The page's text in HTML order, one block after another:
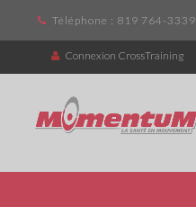
Téléphone : 819 764-3339
Connexion CrossTraining